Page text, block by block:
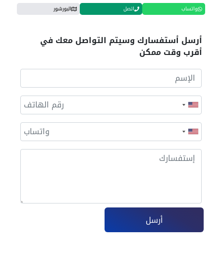
واتساب اتصل البورشور
أرسل أستفسارك وسيتم التواصل معك في
أقرب وقت ممكن
أرسل